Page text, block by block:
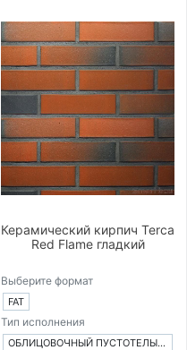
Керамический кирпич Terca
Red Flame гладкий
Выберите формат
FAT
Тип исполнения
ОБЛИЦОВОЧНЫЙ ПУСТОТЕЛЫЙ КИРПИЧ